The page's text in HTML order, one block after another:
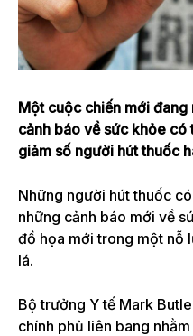
Một cuộc chiến mới
cảnh báo về sức khỏe
giảm số người hút thuốc
Những người hút thuốc
những cảnh báo mới về
đồ họa mới trong một nỗ
lá.
Bộ trưởng Y tế Mark
chính phủ liên bang